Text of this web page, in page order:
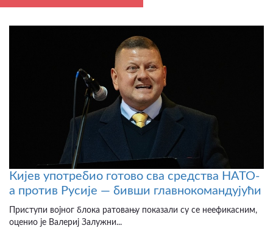
Кијев употребио готово сва средства НАТО-
а против Русије — бивши главнокомандујући
Приступи војног блока ратовању показали су се неефикасним,
оценио је Валериј Залужни...